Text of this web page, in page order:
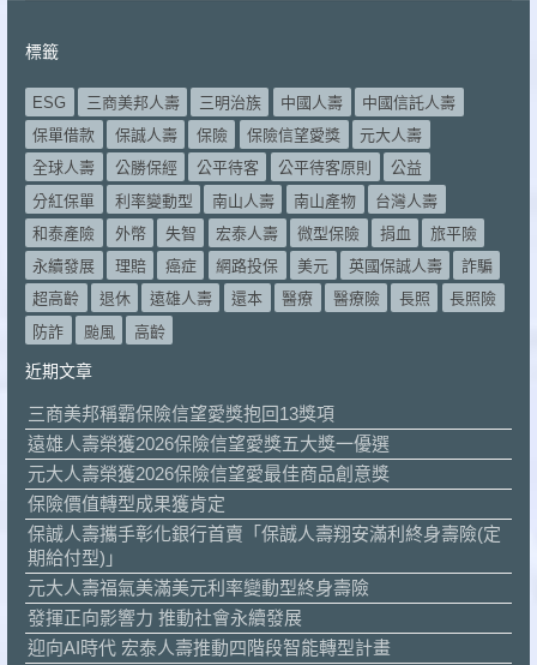
標籤
ESG 三商美邦人壽 三明治族 中國人壽
中國信託人壽
保單借款
保誠人壽 保險 保險信望愛獎
元大人壽
全球人壽
公勝保經 公平待客 公平待客原則
公益
分紅保單
利率變動型 南山人壽 南山產物
台灣人壽
和泰產險
外幣 失智 宏泰人壽 微型保險 捐血
旅平險
永續發展
理賠 癌症 網路投保 美元 英國保誠人壽
詐騙
超高齡
退休 遠雄人壽 還本 醫療 醫療險 長照
長照險
防詐
颱風 高齡
近期文章
三商美邦稱霸保險信望愛獎抱回13獎項
遠雄人壽榮獲2026保險信望愛獎五大獎一優選
元大人壽榮獲2026保險信望愛最佳商品創意獎
保險價值轉型成果獲肯定
保誠人壽攜手彰化銀行首賣「保誠人壽翔安滿利終身壽險(定
期給付型)」
元大人壽福氣美滿美元利率變動型終身壽險
發揮正向影響力 推動社會永續發展
迎向AI時代 宏泰人壽推動四階段智能轉型計畫